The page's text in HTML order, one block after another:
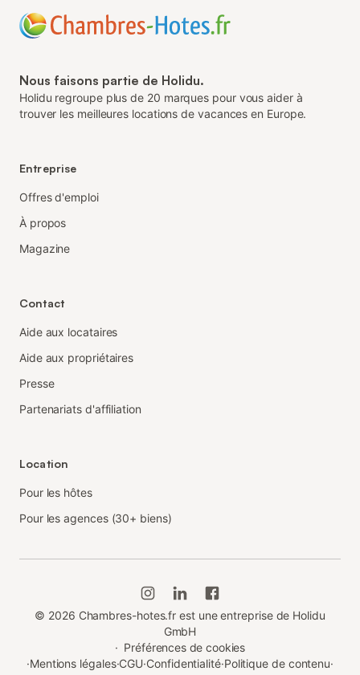
Nous faisons partie de Holidu.
Holidu regroupe plus de 20 marques pour vous aider à
trouver les meilleures locations de vacances en Europe.
Entreprise
Offres d'emploi
À propos
Magazine
Contact
Aide aux locataires
Aide aux propriétaires
Presse
Partenariats d'affiliation
Location
Pour les hôtes
Pour les agences (30+ biens)
© 2026 Chambres-hotes.fr est une entreprise de Holidu
GmbH
· Préférences de cookies
·Mentions légales·CGU·Confidentialité·Politique de contenu·